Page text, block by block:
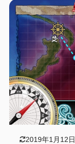
2019年1月12日